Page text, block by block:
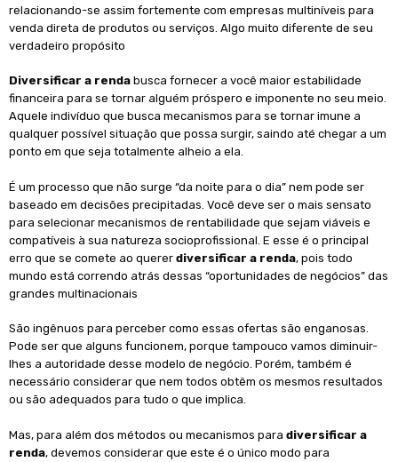
relacionando-se assim fortemente com empresas multiníveis para
venda direta de produtos ou serviços. Algo muito diferente de seu
verdadeiro propósito
Diversificar a renda busca fornecer a você maior estabilidade
financeira para se tornar alguém próspero e imponente no seu meio.
Aquele indivíduo que busca mecanismos para se tornar imune a
qualquer possível situação que possa surgir, saindo até chegar a um
ponto em que seja totalmente alheio a ela.
É um processo que não surge “da noite para o dia” nem pode ser
baseado em decisões precipitadas. Você deve ser o mais sensato
para selecionar mecanismos de rentabilidade que sejam viáveis ​​e
compatíveis à sua natureza socioprofissional. E esse é o principal
erro que se comete ao querer diversificar a renda, pois todo
mundo está correndo atrás dessas “oportunidades de negócios” das
grandes multinacionais
São ingênuos para perceber como essas ofertas são enganosas.
Pode ser que alguns funcionem, porque tampouco vamos diminuir-
lhes a autoridade desse modelo de negócio. Porém, também é
necessário considerar que nem todos obtêm os mesmos resultados
ou são adequados para tudo o que implica.
Mas, para além dos métodos ou mecanismos para diversificar a
renda, devemos considerar que este é o único modo para